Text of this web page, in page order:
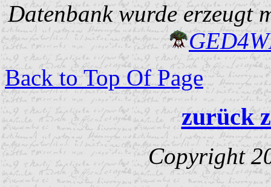
Datenbank wurde erzeugt
Back to Top Of Page
zurück
Copyright